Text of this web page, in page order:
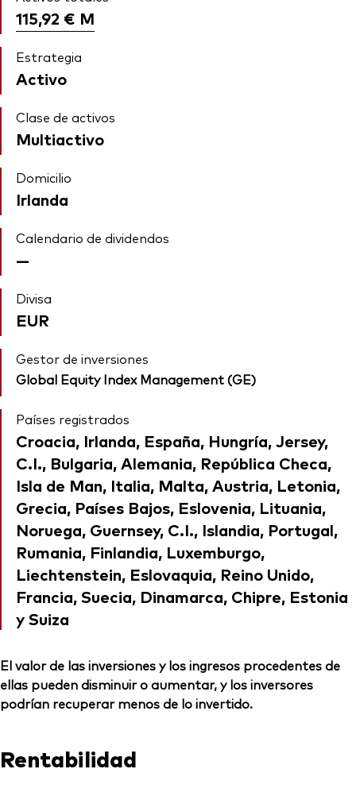
115,92 € M
Estrategia
Activo
Clase de activos
Multiactivo
Domicilio
Irlanda
Calendario de dividendos
—
Divisa
EUR
Gestor de inversiones
Global Equity Index Management (GE)
Países registrados
Croacia, Irlanda, España, Hungría, Jersey,
C.I., Bulgaria, Alemania, República Checa,
Isla de Man, Italia, Malta, Austria, Letonia,
Grecia, Países Bajos, Eslovenia, Lituania,
Noruega, Guernsey, C.I., Islandia, Portugal,
Rumania, Finlandia, Luxemburgo,
Liechtenstein, Eslovaquia, Reino Unido,
Francia, Suecia, Dinamarca, Chipre, Estonia
y Suiza
El valor de las inversiones y los ingresos procedentes de
ellas pueden disminuir o aumentar, y los inversores
podrían recuperar menos de lo invertido.
Rentabilidad